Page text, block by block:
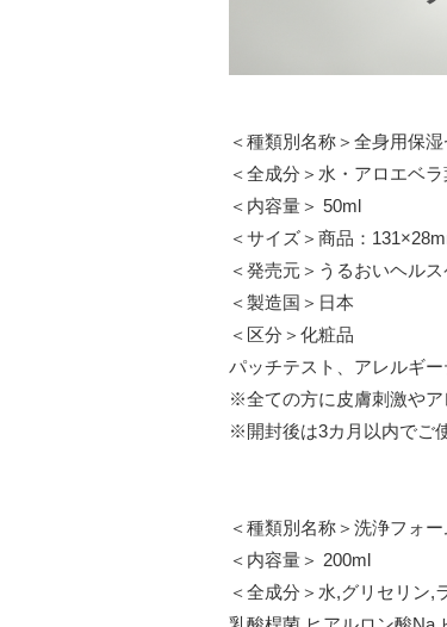
＜種類別名称＞全身用保
＜全成分＞水・アロエベ
＜内容量＞ 50ml
＜サイズ＞商品：
＜発売元＞うるおいヘル
＜製造国＞日本
＜区分＞化粧品
パッチテスト、アレルギ
※全ての方に皮膚刺激やア
※開封後は3カ月以内でご
＜種類別名称＞洗浄フォー
＜内容量＞ 200ml
＜全成分＞水,グリセリン,